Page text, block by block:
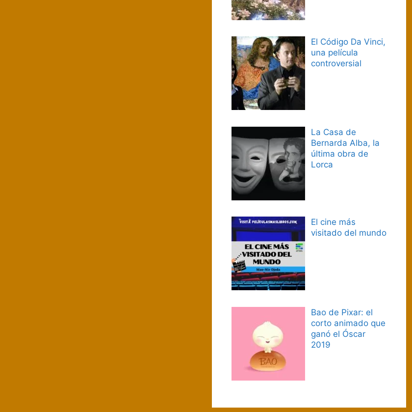
El Código Da Vinci,
una película
controversial
La Casa de
Bernarda Alba, la
última obra de
Lorca
El cine más
visitado del mundo
Bao de Pixar: el
corto animado que
ganó el Óscar
2019